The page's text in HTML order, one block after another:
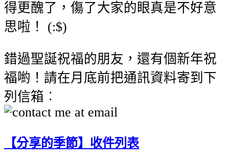
得更醜了，傷了大家的眼真是不好意
思啦！ (:$)
錯過聖誕祝福的朋友，還有個新年祝
福喲！請在月底前把通訊資料寄到下
列信箱︰
【分享的季節】收件列表